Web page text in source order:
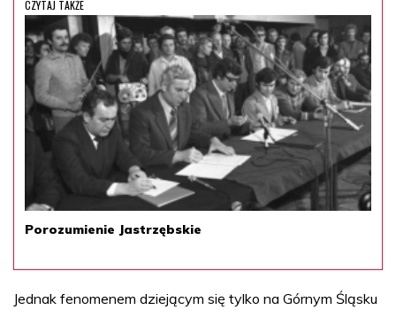
CZYTAJ TAKŻE
Porozumienie Jastrzębskie
Jednak fenomenem dziejącym się tylko na Górnym Śląsku